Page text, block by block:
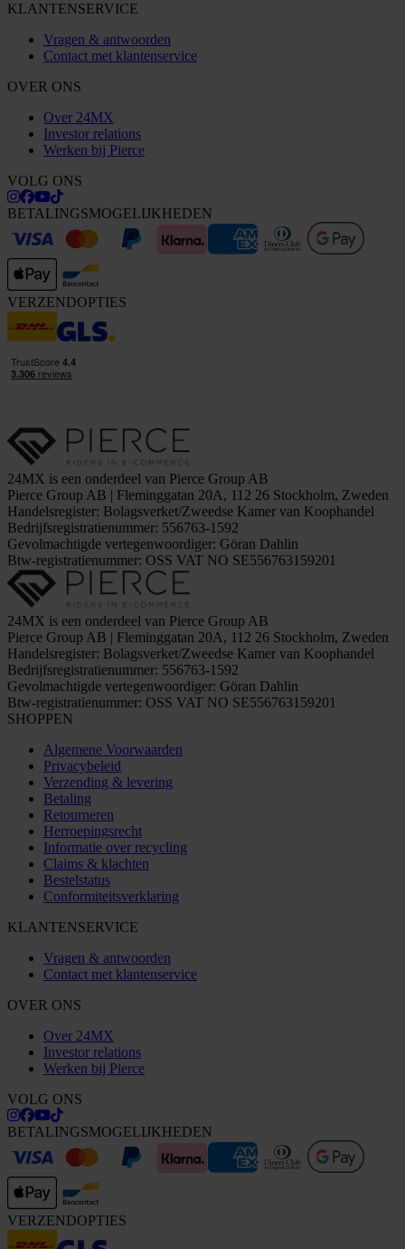
KLANTENSERVICE
Vragen & antwoorden
Contact met klantenservice
OVER ONS
Over 24MX
Investor relations
Werken bij Pierce
VOLG ONS
BETALINGSMOGELIJKHEDEN
VERZENDOPTIES
24MX is een onderdeel van Pierce Group AB
Pierce Group AB | Fleminggatan 20A, 112 26 Stockholm, Zweden
Handelsregister: Bolagsverket/Zweedse Kamer van Koophandel
Bedrijfsregistratienummer: 556763-1592
Gevolmachtigde vertegenwoordiger: Göran Dahlin
Btw-registratienummer: OSS VAT NO SE556763159201
24MX is een onderdeel van Pierce Group AB
Pierce Group AB | Fleminggatan 20A, 112 26 Stockholm, Zweden
Handelsregister: Bolagsverket/Zweedse Kamer van Koophandel
Bedrijfsregistratienummer: 556763-1592
Gevolmachtigde vertegenwoordiger: Göran Dahlin
Btw-registratienummer: OSS VAT NO SE556763159201
SHOPPEN
Algemene Voorwaarden
Privacybeleid
Verzending & levering
Betaling
Retourneren
Herroepingsrecht
Informatie over recycling
Claims & klachten
Bestelstatus
Conformiteitsverklaring
KLANTENSERVICE
Vragen & antwoorden
Contact met klantenservice
OVER ONS
Over 24MX
Investor relations
Werken bij Pierce
VOLG ONS
BETALINGSMOGELIJKHEDEN
VERZENDOPTIES